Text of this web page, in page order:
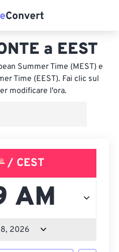
a EEST
Summer Time (MEST) e
Time (EEST). Fai clic sul
modificare l'ora.
/ CEST